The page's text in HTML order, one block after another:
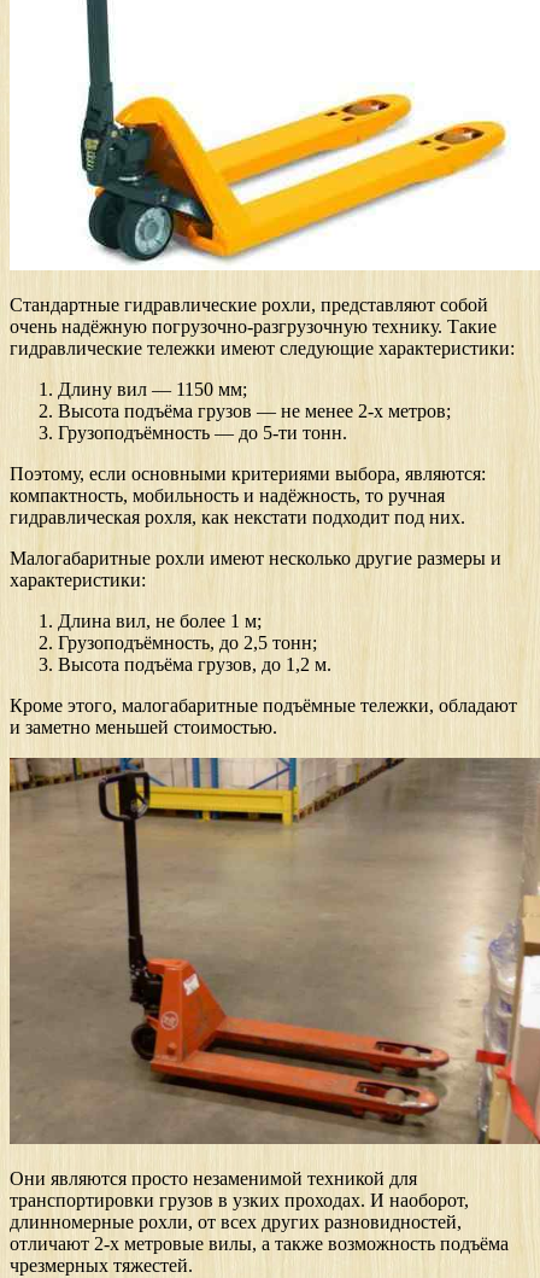
Стандартные гидравлические рохли, представляют собой
очень надёжную погрузочно-разгрузочную технику. Такие
гидравлические тележки имеют следующие характеристики:
Длину вил — 1150 мм;
Высота подъёма грузов — не менее 2-х метров;
Грузоподъёмность — до 5-ти тонн.
Поэтому, если основными критериями выбора, являются:
компактность, мобильность и надёжность, то ручная
гидравлическая рохля, как некстати подходит под них.
Малогабаритные рохли имеют несколько другие размеры и
характеристики:
Длина вил, не более 1 м;
Грузоподъёмность, до 2,5 тонн;
Высота подъёма грузов, до 1,2 м.
Кроме этого, малогабаритные подъёмные тележки, обладают
и заметно меньшей стоимостью.
Они являются просто незаменимой техникой для
транспортировки грузов в узких проходах. И наоборот,
длинномерные рохли, от всех других разновидностей,
отличают 2-х метровые вилы, а также возможность подъёма
чрезмерных тяжестей.